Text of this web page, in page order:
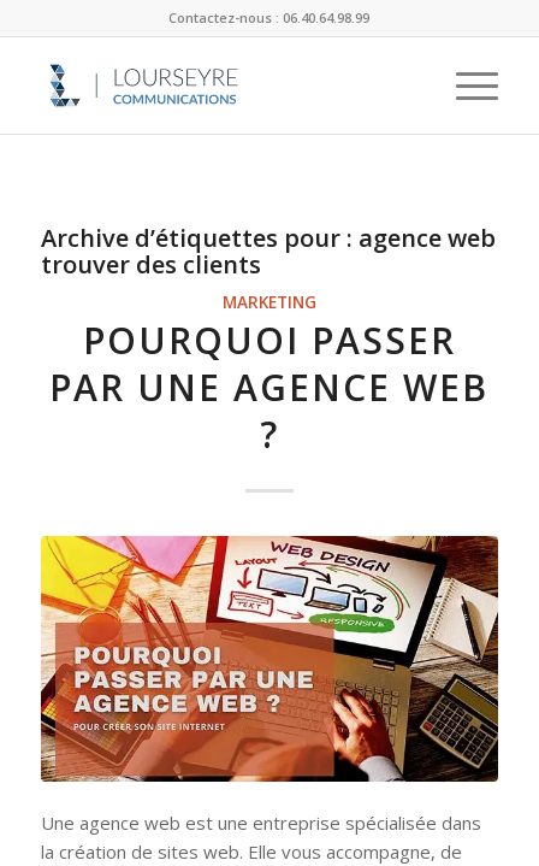
Contactez-nous : 06.40.64.98.99
Archive d’étiquettes pour : agence web
trouver des clients
MARKETING
POURQUOI PASSER
PAR UNE AGENCE WEB
?
Une agence web est une entreprise spécialisée dans
la création de sites web. Elle vous accompagne, de